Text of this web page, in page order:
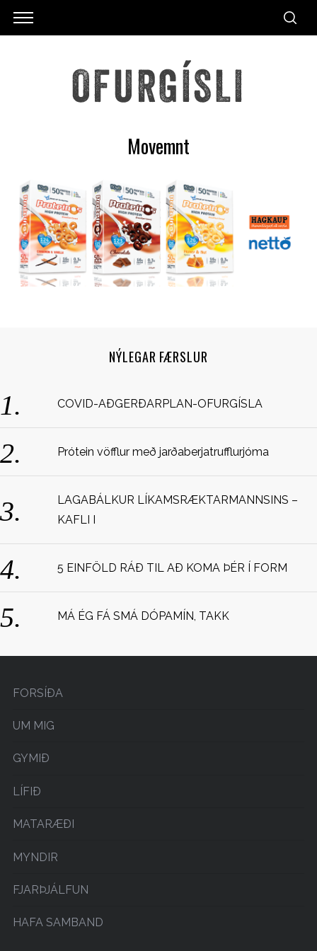
Movemnt
NÝLEGAR FÆRSLUR
COVID-AÐGERÐARPLAN-OFURGÍSLA
Prótein vöfflur með jarðaberjatrufflurjóma
LAGABÁLKUR LÍKAMSRÆKTARMANNSINS –
KAFLI I
5 EINFÖLD RÁÐ TIL AÐ KOMA ÞÉR Í FORM
MÁ ÉG FÁ SMÁ DÓPAMÍN, TAKK
FORSÍÐA
UM MIG
GYMIÐ
LÍFIÐ
MATARÆÐI
MYNDIR
FJARÞJÁLFUN
HAFA SAMBAND
S
r
c
f
o
: